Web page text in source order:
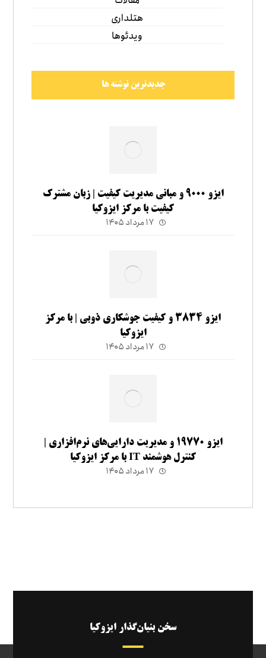
هتلداری
ویدئوها
جدیدترین نوشته ها
ایزو ۹۰۰۰ و مبانی مدیریت کیفیت | زبان مشترک
کیفیت با مرکز ایزوکیا
۱۷ مرداد ۱۴۰۵
ایزو ۳۸۳۴ و کیفیت جوشکاری ذوبی | با مرکز
ایزوکیا
۱۷ مرداد ۱۴۰۵
ایزو ۱۹۷۷۰ و مدیریت دارایی‌های نرم‌افزاری |
کنترل هوشمند IT با مرکز ایزوکیا
۱۷ مرداد ۱۴۰۵
سخن بنیان‌گذار ایزوکیا